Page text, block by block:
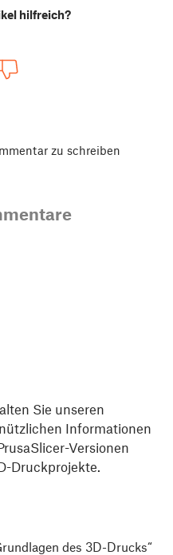
hilfreich?
zu schreiben
Sie unseren
Informationen
Versionen
Druckprojekte.
des 3D-Drucks“